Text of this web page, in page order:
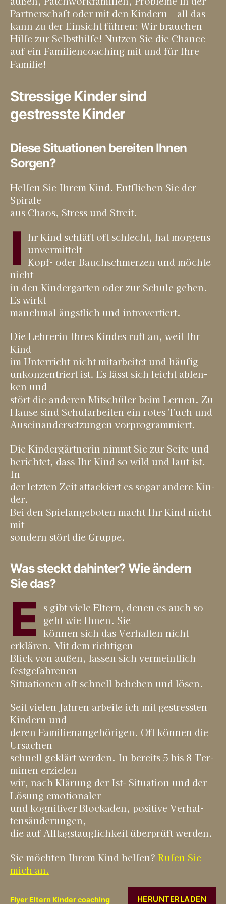
Part­ner­schaft oder mit den Kin­dern – all das
kann zu der Ein­sicht füh­ren: Wir brau­chen
Hil­fe zur Selbst­hil­fe! Nut­zen Sie die Chan­ce
auf ein Fami­li­en­coa­ching mit und für Ihre
Familie!
Stressige Kinder sind
gestresste Kinder
Diese Situationen bereiten Ihnen
Sorgen?
Hel­fen Sie Ihrem Kind. Ent­flie­hen Sie der
Spi­ra­le
aus Cha­os, Stress und Streit.
I hr Kind schläft oft schlecht, hat mor­gens
unver­mit­telt
Kopf- oder Bauch­schmer­zen und möch­te
nicht
in den Kin­der­gar­ten oder zur Schu­le gehen.
Es wirkt
manch­mal ängst­lich und introvertiert.
Die Leh­re­rin Ihres Kin­des ruft an, weil Ihr
Kind
im Unter­richt nicht mit­ar­bei­tet und häu­fig
unkon­zen­triert ist. Es lässt sich leicht ablen­
ken und
stört die ande­ren Mit­schü­ler beim Ler­nen. Zu
Hau­se sind Schul­ar­bei­ten ein rotes Tuch und
Aus­ein­an­der­set­zun­gen vorprogrammiert.
Die Kin­der­gärt­ne­rin nimmt Sie zur Sei­te und
berich­tet, dass Ihr Kind so wild und laut ist.
In
der letz­ten Zeit atta­ckiert es sogar ande­re Kin­
der.
Bei den Spiel­an­ge­bo­ten macht Ihr Kind nicht
mit
son­dern stört die Gruppe.
Was steckt dahinter? Wie ändern
Sie das?
E s gibt vie­le Eltern, denen es auch so
geht wie Ihnen. Sie
kön­nen sich das Ver­hal­ten nicht
erklä­ren. Mit dem rich­ti­gen
Blick von außen, las­sen sich ver­meint­lich
fest­ge­fah­re­nen
Situa­tio­nen oft schnell behe­ben und lösen.
Seit vie­len Jah­ren arbei­te ich mit gestress­ten
Kin­dern und
deren Fami­li­en­an­ge­hö­ri­gen. Oft kön­nen die
Ursa­chen
schnell geklärt wer­den. In bereits 5 bis 8 Ter­
mi­nen erzie­len
wir, nach Klä­rung der Ist- Situa­ti­on und der
Lösung emo­tio­na­ler
und kogni­ti­ver Blo­cka­den, posi­ti­ve Ver­hal­
tens­än­de­run­gen,
die auf All­tags­taug­lich­keit über­prüft werden.
Sie möch­ten Ihrem Kind hel­fen? Rufen Sie
mich an.
Fly­er Eltern Kin­der coa­ching HER­UN­TER­LA­DEN